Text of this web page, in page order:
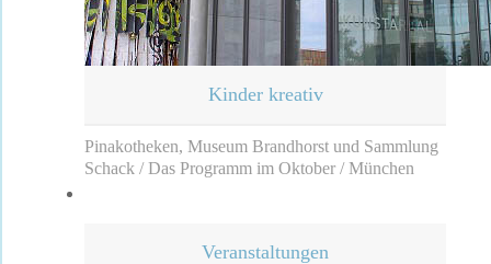
Kinder kreativ
Pinakotheken, Museum Brandhorst und Sammlung
Schack / Das Programm im Oktober / München
Veranstaltungen